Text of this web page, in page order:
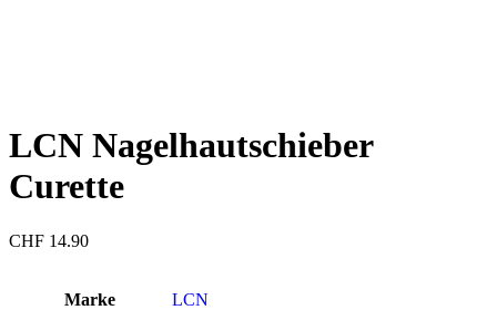
LCN Nagelhautschieber
Curette
CHF 14.90
Marke LCN